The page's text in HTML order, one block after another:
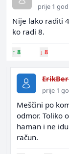
prije 1
Nije lako raditi
ko radi 8.
↑ 8 ↓ 8
prije 1
Meščini po
odmor. Toliko
haman i ne
račun.